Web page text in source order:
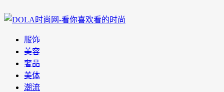
服饰
美容
奢品
美体
潮流